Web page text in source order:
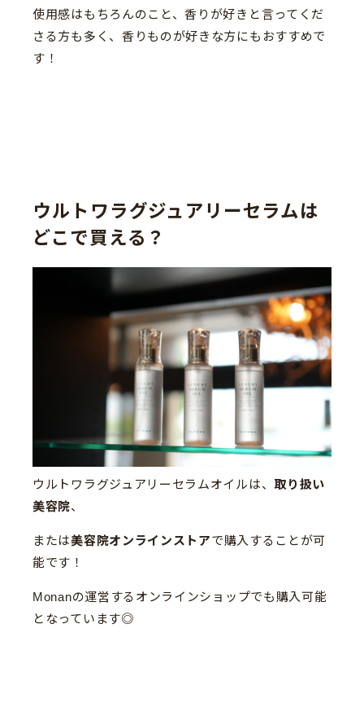
使用感はもちろんのこと、香りが好きと言ってくだ
さる方も多く、香りものが好きな方にもおすすめで
す！
ウルトワラグジュアリーセラムは
どこで買える？
ウルトワラグジュアリーセラムオイルは、取り扱い
美容院、
または美容院オンラインストアで購入することが可
能です！
Monanの運営するオンラインショップでも購入可能
となっています◎